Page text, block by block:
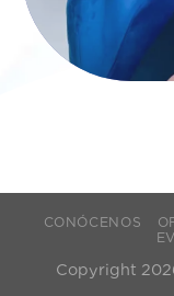
CONÓCENOS
Copyright